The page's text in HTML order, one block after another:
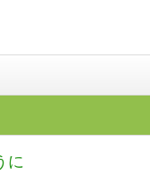
ランスレーシ
ワネット』、
ビガイルド 欲望
と洗練の映画